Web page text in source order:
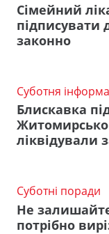
Сімейний
підписувати
законно
Суботня
Блискавка
ліквідували
Суботні поради
Не
потрібно